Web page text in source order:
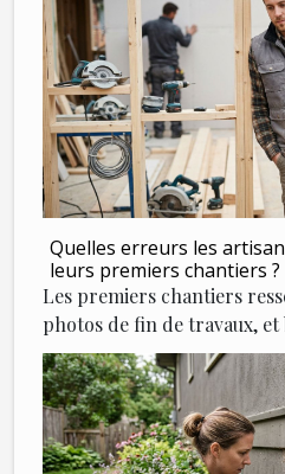
Quelles erreurs les
leurs premiers chantiers ?
Les premiers chantiers
photos de fin de travaux, et